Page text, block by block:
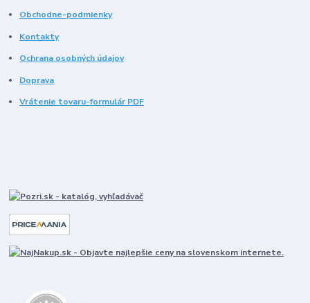
Obchodne-podmienky
Kontakty
Ochrana osobných údajov
Doprava
Vrátenie tovaru-formulár PDF